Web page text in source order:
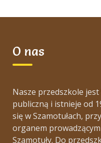
O nas
Nasze przedszkole jest
publiczną i istnieje od
się w Szamotułach,
organem
Szamotuły. Do